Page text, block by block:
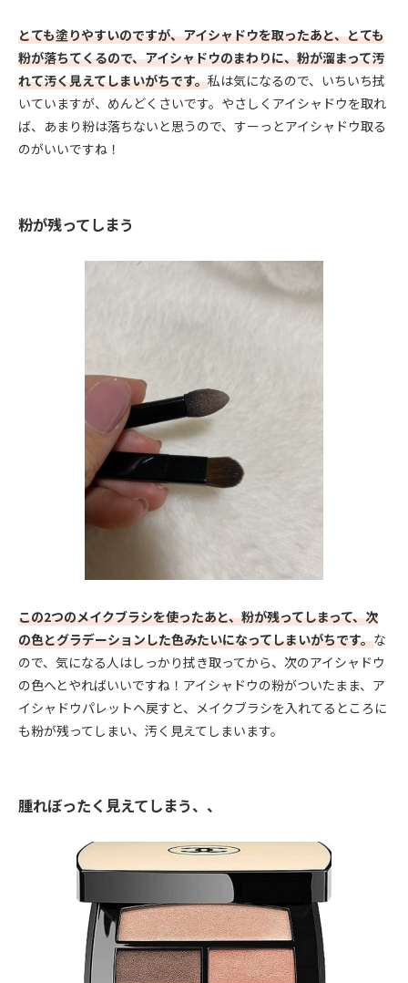
とても塗りやすいのですが、アイシャドウを取ったあと、とても
粉が落ちてくるので、アイシャドウのまわりに、粉が溜まって汚
れて汚く見えてしまいがちです。私は気になるので、いちいち拭
いていますが、めんどくさいです。やさしくアイシャドウを取れ
ば、あまり粉は落ちないと思うので、すーっとアイシャドウ取る
のがいいですね！
粉が残ってしまう
この2つのメイクブラシを使ったあと、粉が残ってしまって、次
の色とグラデーションした色みたいになってしまいがちです。な
ので、気になる人はしっかり拭き取ってから、次のアイシャドウ
の色へとやればいいですね！アイシャドウの粉がついたまま、ア
イシャドウパレットへ戻すと、メイクブラシを入れてるところに
も粉が残ってしまい、汚く見えてしまいます。
腫れぼったく見えてしまう、、